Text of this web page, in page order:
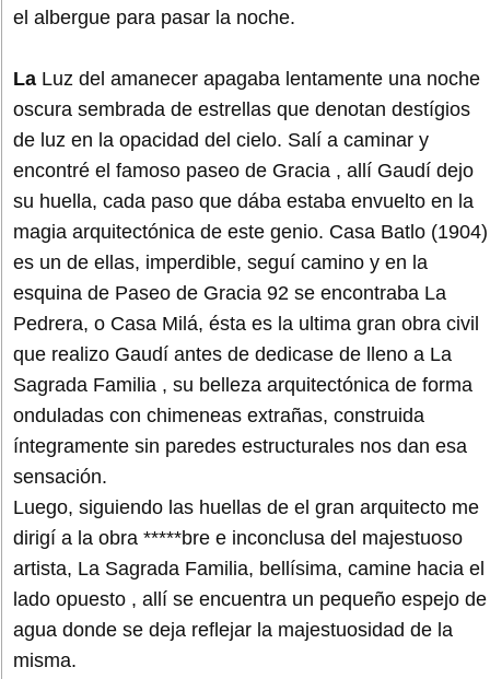
el albergue para pasar la noche.
La Luz del amanecer apagaba lentamente una noche
oscura sembrada de estrellas que denotan destígios
de luz en la opacidad del cielo. Salí a caminar y
encontré el famoso paseo de Gracia , allí Gaudí dejo
su huella, cada paso que dába estaba envuelto en la
magia arquitectónica de este genio. Casa Batlo (1904)
es un de ellas, imperdible, seguí camino y en la
esquina de Paseo de Gracia 92 se encontraba La
Pedrera, o Casa Milá, ésta es la ultima gran obra civil
que realizo Gaudí antes de dedicase de lleno a La
Sagrada Familia , su belleza arquitectónica de forma
onduladas con chimeneas extrañas, construida
íntegramente sin paredes estructurales nos dan esa
sensación.
Luego, siguiendo las huellas de el gran arquitecto me
dirigí a la obra *****bre e inconclusa del majestuoso
artista, La Sagrada Familia, bellísima, camine hacia el
lado opuesto , allí se encuentra un pequeño espejo de
agua donde se deja reflejar la majestuosidad de la
misma.